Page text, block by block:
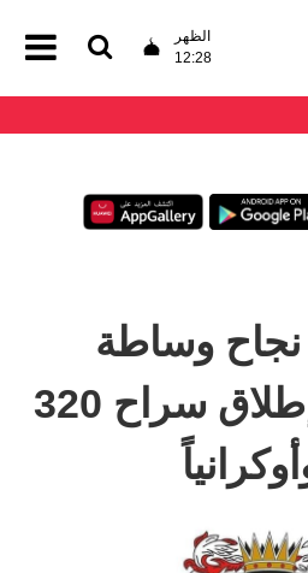
الظهر
12:28
نجاح وساطة
الإمارات في إطلاق سراح 320